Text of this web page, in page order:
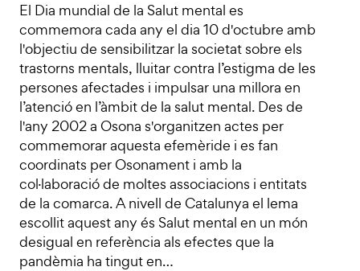
El Dia mundial de la Salut mental es
commemora cada any el dia 10 d'octubre amb
l'objectiu de sensibilitzar la societat sobre els
trastorns mentals, lluitar contra l’estigma de les
persones afectades i impulsar una millora en
l’atenció en l’àmbit de la salut mental. Des de
l'any 2002 a Osona s'organitzen actes per
commemorar aquesta efemèride i es fan
coordinats per Osonament i amb la
col·laboració de moltes associacions i entitats
de la comarca. A nivell de Catalunya el lema
escollit aquest any és Salut mental en un món
desigual en referència als efectes que la
pandèmia ha tingut en…